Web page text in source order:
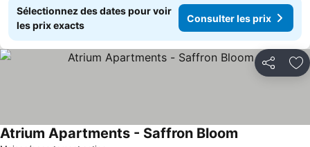
Sélectionnez des dates pour voir
les prix exacts
Consulter les prix
Partager
Atrium Apartments - Saffron Bloom